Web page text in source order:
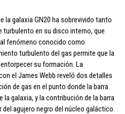
la galaxia GN20 ha sobrevivido tanto
en su disco interno, que
fenómeno conocido como
turbulento del gas permite que la
su formación. La
el James Webb reveló dos detalles
de gas en el punto donde la barra
galaxia, y la contribución de la barra
agujero negro del núcleo galáctico.